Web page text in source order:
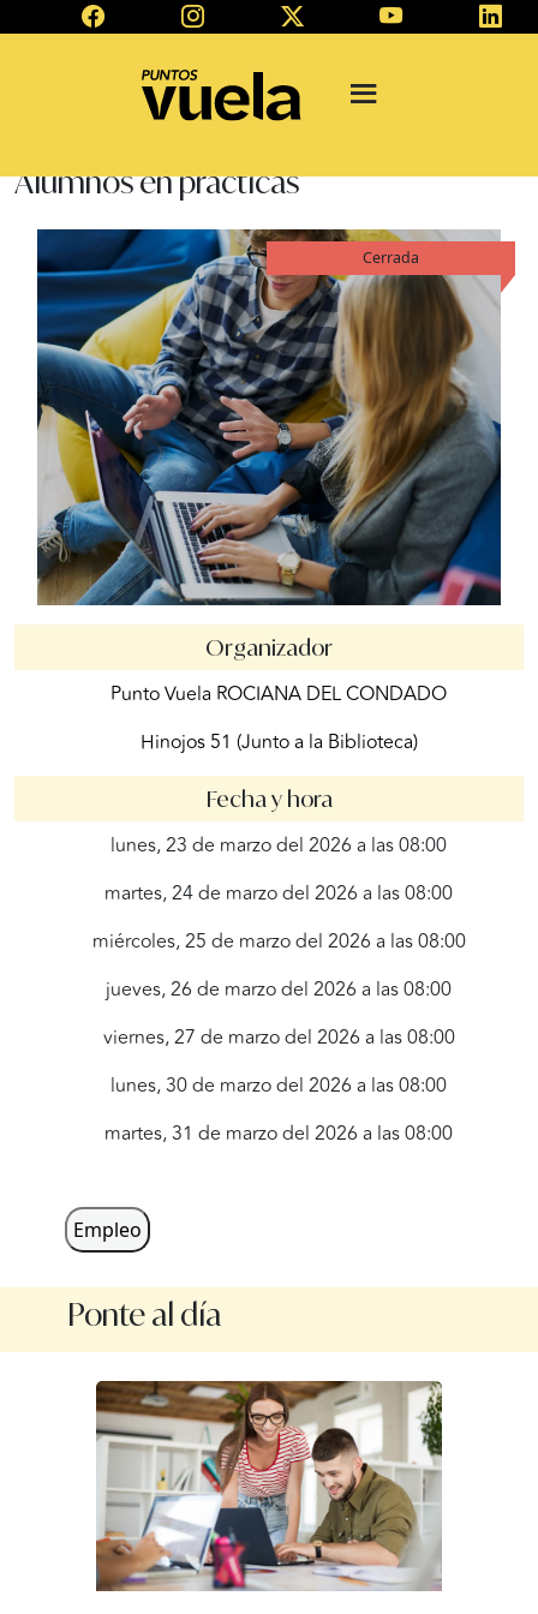
Alumnos en prácticas
Cerrada
Organizador
Punto Vuela ROCIANA DEL CONDADO
Hinojos 51 (Junto a la Biblioteca)
Fecha y hora
lunes, 23 de marzo del 2026 a las 08:00
martes, 24 de marzo del 2026 a las 08:00
miércoles, 25 de marzo del 2026 a las 08:00
jueves, 26 de marzo del 2026 a las 08:00
viernes, 27 de marzo del 2026 a las 08:00
lunes, 30 de marzo del 2026 a las 08:00
martes, 31 de marzo del 2026 a las 08:00
jueves, 2 de abril del 2026 a las 08:00
lunes, 6 de abril del 2026 a las 08:00
miércoles, 8 de abril del 2026 a las 08:00
jueves, 9 de abril del 2026 a las 08:00
viernes, 10 de abril del 2026 a las 08:00
lunes, 13 de abril del 2026 a las 08:00
Empleo
Ponte al día